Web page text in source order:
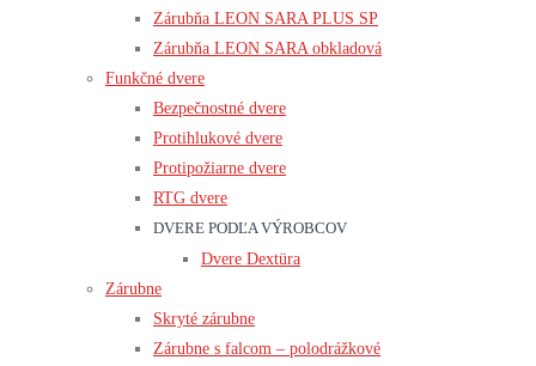
Zárubňa LEON SARA PLUS SP
Zárubňa LEON SARA obkladová
Funkčné dvere
Bezpečnostné dvere
Protihlukové dvere
Protipožiarne dvere
RTG dvere
DVERE PODĽA VÝROBCOV
Dvere Dextüra
Zárubne
Skryté zárubne
Zárubne s falcom – polodrážkové